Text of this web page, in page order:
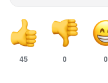
45 0 0